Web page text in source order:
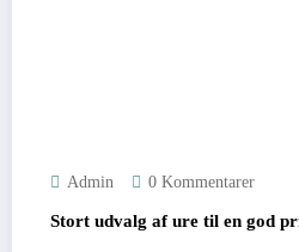
Admin 0 Kommentarer
Stort udvalg af ure til en god